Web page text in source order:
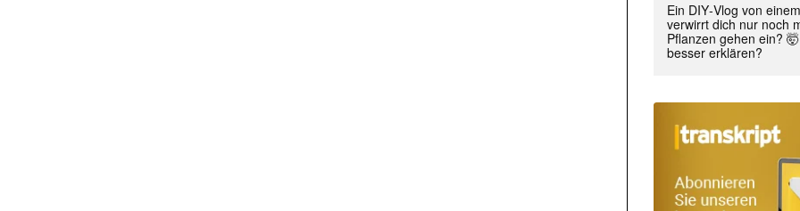
Ein DIY‑Vlog von
verwirrt dich nur noch
Pflanzen gehen ein?
besser erklären?